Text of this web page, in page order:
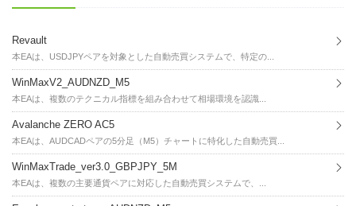
Revault
本EAは、USDJPYペアを対象とした自動売買システムで、特定の...
WinMaxV2_AUDNZD_M5
本EAは、複数のテクニカル指標を組み合わせて相場環境を認識...
Avalanche ZERO AC5
本EAは、AUDCADペアの5分足（M5）チャートに特化した自動売買...
WinMaxTrade_ver3.0_GBPJPY_5M
本EAは、複数の主要通貨ペアに対応した自動売買システムで、...